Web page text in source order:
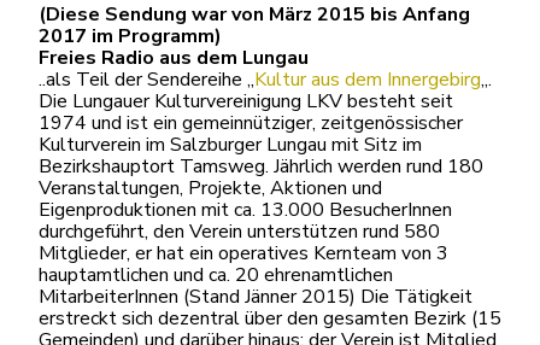
(Diese Sendung war von März 2015 bis Anfang
2017 im Programm)
Freies Radio aus dem Lungau
..als Teil der Sendereihe „Kultur aus dem Innergebirg„.
Die Lungauer Kulturvereinigung LKV besteht seit
1974 und ist ein gemeinnütziger, zeitgenössischer
Kulturverein im Salzburger Lungau mit Sitz im
Bezirkshauptort Tamsweg. Jährlich werden rund 180
Veranstaltungen, Projekte, Aktionen und
Eigenproduktionen mit ca. 13.000 BesucherInnen
durchgeführt, den Verein unterstützen rund 580
Mitglieder, er hat ein operatives Kernteam von 3
hauptamtlichen und ca. 20 ehrenamtlichen
MitarbeiterInnen (Stand Jänner 2015) Die Tätigkeit
erstreckt sich dezentral über den gesamten Bezirk (15